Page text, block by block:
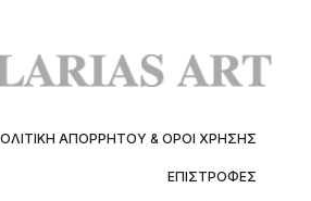
ΑΠΟΡΡΉΤΟΥ & ΌΡΟΙ ΧΡΉΣΗΣ
ΕΠΙΣΤΡΟΦΈΣ